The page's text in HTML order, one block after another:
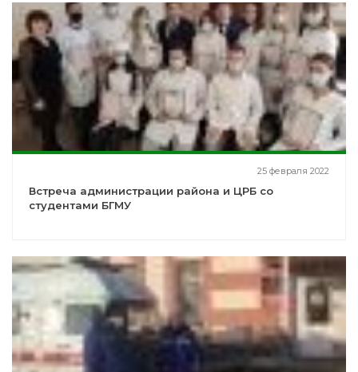
25 февраля 2022
Встреча администрации района и ЦРБ со
студентами БГМУ